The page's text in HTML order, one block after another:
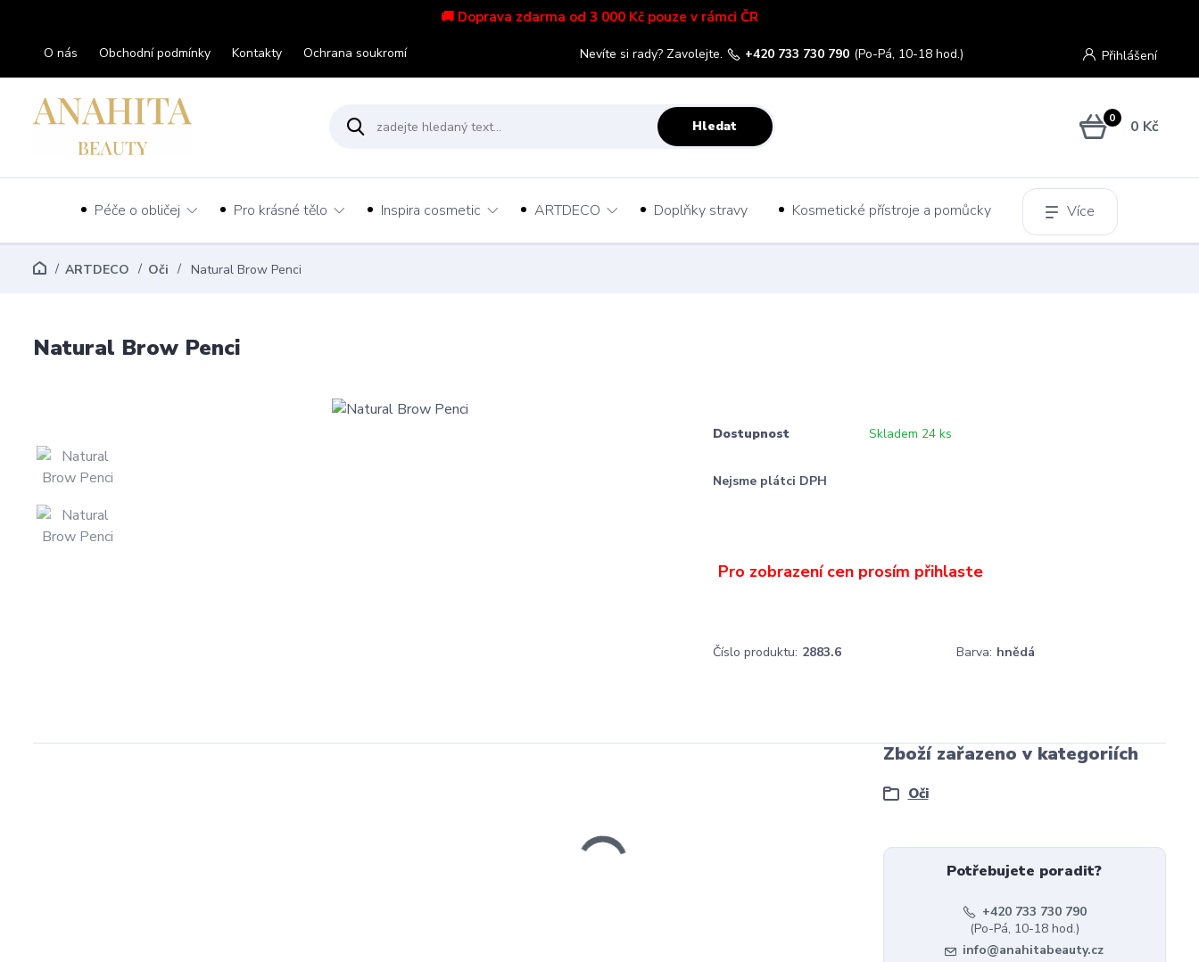
🚚 Doprava zdarma od 3 000 Kč pouze v rámci ČR
O nás Obchodní podmínky Kontakty Ochrana soukromí Přihlášení
Hledat
Nevíte si rady? Zavolejte. +420 733 730 790 (Po-Pá, 10-18 hod.)
0 0 Kč
Péče o obličej Pro krásné tělo Inspira cosmetic ARTDECO Doplňky stravy Kosmetické přístroje a pomůcky Více
ARTDECO Oči Natural Brow Penci
Natural Brow Penci
Dostupnost Skladem 24 ks
Nejsme plátci DPH
Číslo produktu: 2883.6 Barva: hnědá
Zboží zařazeno v kategoriích
Oči
Potřebujete poradit?
+420 733 730 790
(Po-Pá, 10-18 hod.)
info@anahitabeauty.cz